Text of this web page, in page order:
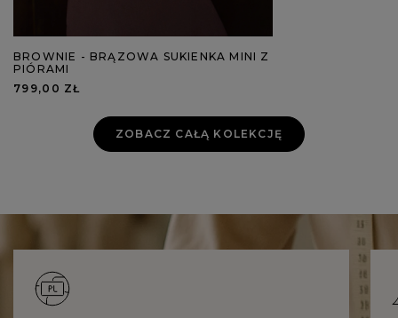
BROWNIE - BRĄZOWA SUKIENKA MINI Z
PIÓRAMI
799,00 ZŁ
ZOBACZ CAŁĄ KOLEKCJĘ